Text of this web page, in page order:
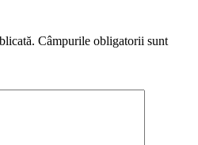
Câmpurile obligatorii sunt